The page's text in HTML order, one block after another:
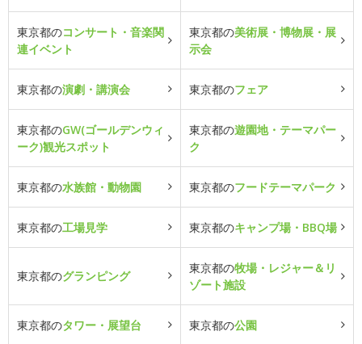
東京都のコンサート・音楽関
連イベント
東京都の美術展・博物展・展
示会
東京都の演劇・講演会 東京都のフェア
東京都のGW(ゴールデンウィ
ーク)観光スポット
東京都の遊園地・テーマパー
ク
東京都の水族館・動物園 東京都のフードテーマパーク
東京都の工場見学 東京都のキャンプ場・BBQ場
東京都のグランピング
東京都の牧場・レジャー＆リ
ゾート施設
東京都のタワー・展望台 東京都の公園